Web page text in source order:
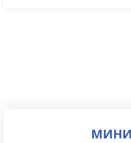
МИНИ